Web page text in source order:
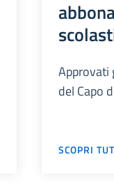
Approvati
del Capo
SCOPRI